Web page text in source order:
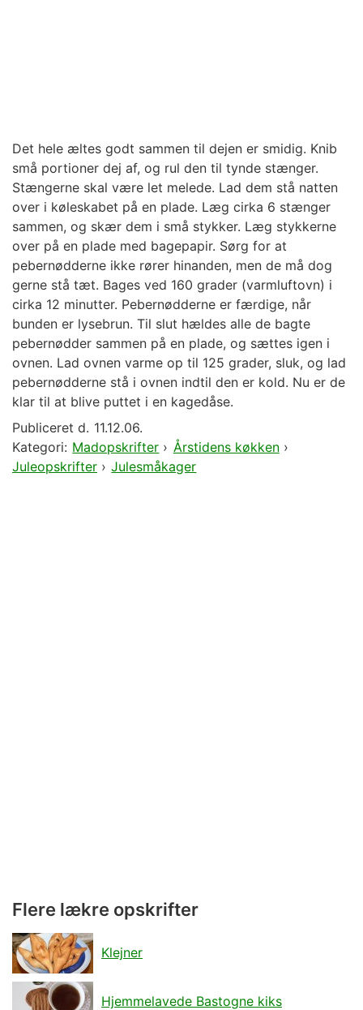
Det hele æltes godt sammen til dejen er smidig. Knib
små portioner dej af, og rul den til tynde stænger.
Stængerne skal være let melede. Lad dem stå natten
over i køleskabet på en plade. Læg cirka 6 stænger
sammen, og skær dem i små stykker. Læg stykkerne
over på en plade med bagepapir. Sørg for at
pebernødderne ikke rører hinanden, men de må dog
gerne stå tæt. Bages ved 160 grader (varmluftovn) i
cirka 12 minutter. Pebernødderne er færdige, når
bunden er lysebrun. Til slut hældes alle de bagte
pebernødder sammen på en plade, og sættes igen i
ovnen. Lad ovnen varme op til 125 grader, sluk, og lad
pebernødderne stå i ovnen indtil den er kold. Nu er de
klar til at blive puttet i en kagedåse.
Publiceret d. 11.12.06.
Kategori: Madopskrifter › Årstidens køkken›
Juleopskrifter › Julesmåkager
Flere lækre opskrifter
Klejner
Hjemmelavede Bastogne kiks